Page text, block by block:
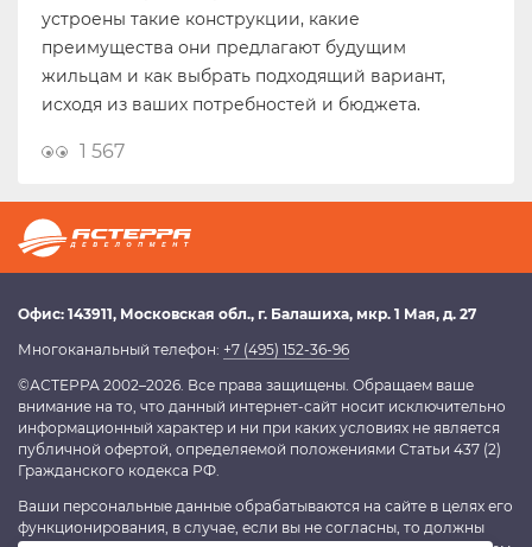
устроены такие конструкции, какие
преимущества они предлагают будущим
жильцам и как выбрать подходящий вариант,
исходя из ваших потребностей и бюджета.
1 567
Офис: 143911, Московская обл., г. Балашиха, мкр. 1 Мая, д. 27
Многоканальный телефон: +7 (495) 152-36-96
©АСТЕРРА 2002–2026. Все права защищены. Обращаем ваше
внимание на то, что данный интернет-сайт носит исключительно
информационный характер и ни при каких условиях не является
публичной офертой, определяемой положениями Статьи 437 (2)
Гражданского кодекса РФ.
Ваши персональные данные обрабатываются на сайте в целях его
функционирования, в случае, если вы не согласны, то должны